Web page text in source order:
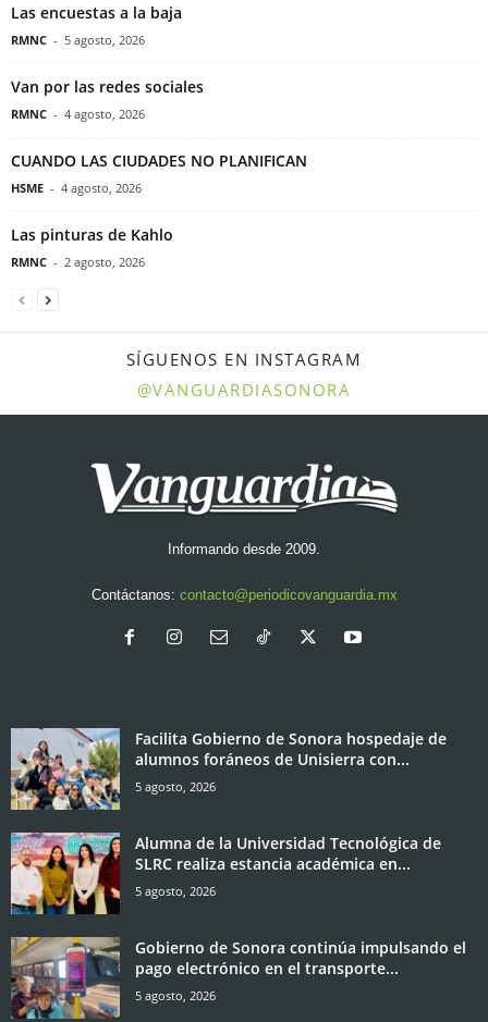
Las encuestas a la baja
RMNC - 5 agosto, 2026
Van por las redes sociales
RMNC - 4 agosto, 2026
CUANDO LAS CIUDADES NO PLANIFICAN
HSME - 4 agosto, 2026
Las pinturas de Kahlo
RMNC - 2 agosto, 2026
SÍGUENOS EN INSTAGRAM
@VANGUARDIASONORA
Informando desde 2009.
Contáctanos: contacto@periodicovanguardia.mx
Facilita Gobierno de Sonora hospedaje de
alumnos foráneos de Unisierra con...
5 agosto, 2026
Alumna de la Universidad Tecnológica de
SLRC realiza estancia académica en...
5 agosto, 2026
Gobierno de Sonora continúa impulsando el
pago electrónico en el transporte...
5 agosto, 2026